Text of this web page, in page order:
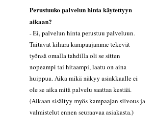
Perustuuko palvelun hinta käytettyyn
aikaan?
- Ei, palvelun hinta perustuu palveluun.
Taitavat kihara kampaajamme tekevät
työnsä omalla tahdilla oli se sitten
nopeampi tai hitaampi, laatu on aina
huippua. Aika mikä näkyy asiakkaalle ei
ole se aika mitä palvelu saattaa kestää.
(Aikaan sisältyy myös kampaajan siivous ja
valmistelut ennen seuraavaa asiakasta.)